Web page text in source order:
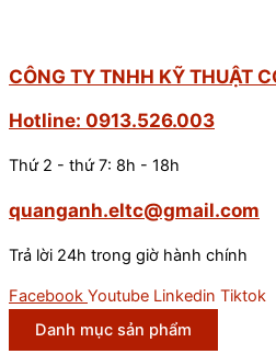
CÔNG TY TNHH KỸ THUẬT
Hotline: 0913.526.003
Thứ 2 - thứ 7: 8h - 18h
quanganh.eltc@gmail.com
Trả lời 24h trong giờ hành chính
Facebook Youtube Linkedin Tiktok
Danh mục sản phẩm